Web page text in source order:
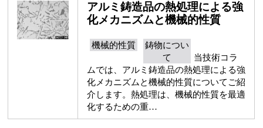
アルミ鋳造品の熱処理による強
化メカニズムと機械的性質
機械的性質
鋳物につい
て
当技術コラ
ムでは、アルミ鋳造品の熱処理による強
化メカニズムと機械的性質についてご紹
介します。熱処理は、機械的性質を最適
化するための重…